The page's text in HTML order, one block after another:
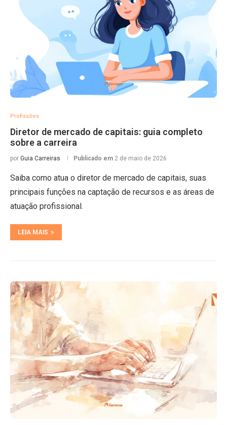
Profissões
Diretor de mercado de capitais: guia completo
sobre a carreira
por Guia Carreiras Publicado em 2 de maio de 2026
Saiba como atua o diretor de mercado de capitais, suas
principais funções na captação de recursos e as áreas de
atuação profissional.
LEIA MAIS